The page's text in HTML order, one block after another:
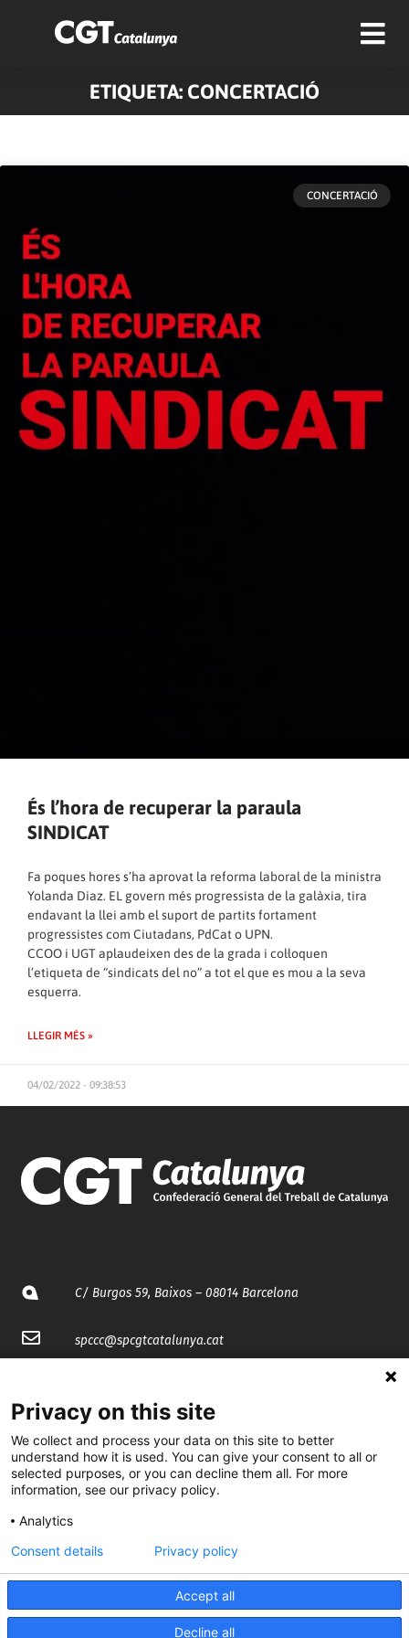
ETIQUETA: CONCERTACIÓ
CONCERTACIÓ
És l’hora de recuperar la paraula
SINDICAT
Fa poques hores s’ha aprovat la reforma laboral de la ministra
Yolanda Diaz. EL govern més progressista de la galàxia, tira
endavant la llei amb el suport de partits fortament
progressistes com Ciutadans, PdCat o UPN.
CCOO i UGT aplaudeixen des de la grada i col·loquen
l’etiqueta de “sindicats del no” a tot el que es mou a la seva
esquerra.
LLEGIR MÉS »
04/02/2022 - 09:38:53
C/ Burgos 59, Baixos – 08014 Barcelona
spccc@spcgtcatalunya.cat
@CGTCatalunya
cgtcatalunya
cgtcatalunya
Desenvolupat per
Privacy on this site
We collect and process your data on this site to better
understand how it is used. You can give your consent to all or
selected purposes, or you can decline them all. For more
information, see our privacy policy.
Analytics
Accept all
Decline all
Consent details Privacy policy